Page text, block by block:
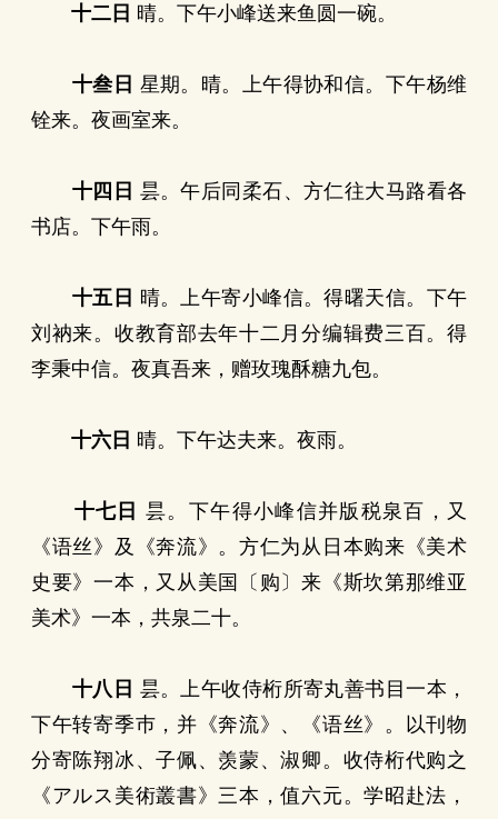
十二日 晴。下午小峰送来鱼圆一碗。
十叁日 星期。晴。上午得协和信。下午杨维
铨来。夜画室来。
十四日 昙。午后同柔石、方仁往大马路看各
书店。下午雨。
十五日 晴。上午寄小峰信。得曙天信。下午
刘衲来。收教育部去年十二月分编辑费三百。得
李秉中信。夜真吾来，赠玫瑰酥糖九包。
十六日 晴。下午达夫来。夜雨。
十七日 昙。下午得小峰信并版税泉百，又
《语丝》及《奔流》。方仁为从日本购来《美术
史要》一本，又从美国〔购〕来《斯坎第那维亚
美术》一本，共泉二十。
十八日 昙。上午收侍桁所寄丸善书目一本，
下午转寄季巿，并《奔流》、《语丝》。以刊物
分寄陈翔冰、子佩、羡蒙、淑卿。收侍桁代购之
《アルス美術叢書》三本，值六元。学昭赴法，